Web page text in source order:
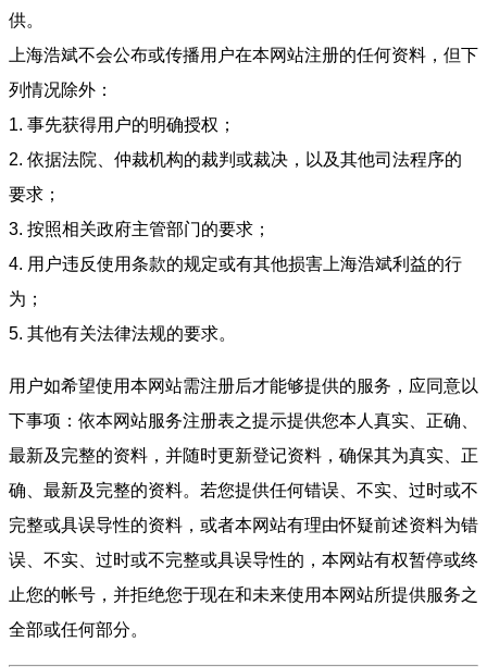
供。
上海浩斌不会公布或传播用户在本网站注册的任何资料，但下
列情况除外：
1. 事先获得用户的明确授权；
2. 依据法院、仲裁机构的裁判或裁决，以及其他司法程序的
要求；
3. 按照相关政府主管部门的要求；
4. 用户违反使用条款的规定或有其他损害上海浩斌利益的行
为；
5. 其他有关法律法规的要求。
用户如希望使用本网站需注册后才能够提供的服务，应同意以
下事项：依本网站服务注册表之提示提供您本人真实、正确、
最新及完整的资料，并随时更新登记资料，确保其为真实、正
确、最新及完整的资料。若您提供任何错误、不实、过时或不
完整或具误导性的资料，或者本网站有理由怀疑前述资料为错
误、不实、过时或不完整或具误导性的，本网站有权暂停或终
止您的帐号，并拒绝您于现在和未来使用本网站所提供服务之
全部或任何部分。